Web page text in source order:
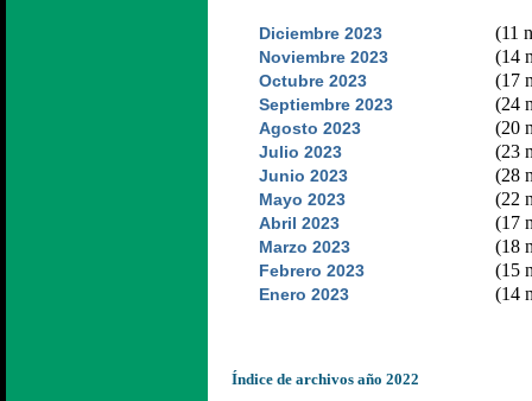
Diciembre 2023 (11
Noviembre 2023 (14
Octubre 2023 (17
Septiembre 2023 (24
Agosto 2023 (20
Julio 2023 (23
Junio 2023 (28
Mayo 2023 (22
Abril 2023 (17
Marzo 2023 (18
Febrero 2023 (15
Enero 2023 (14
Índice de archivos año 2022